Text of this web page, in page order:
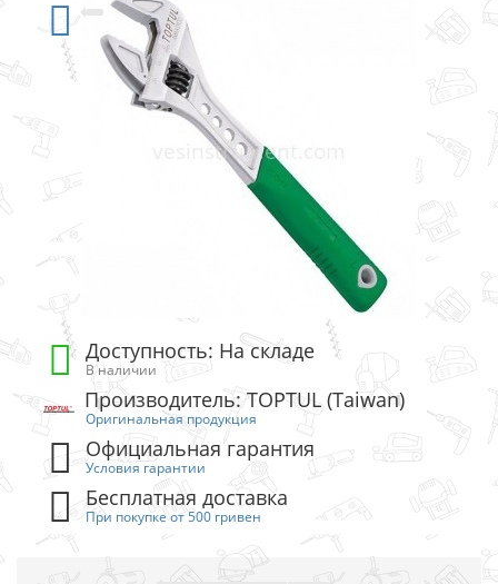
Доступность: На складе
В наличии
Производитель: TOPTUL (Taiwan)
Оригинальная продукция
Официальная гарантия
Условия гарантии
Бесплатная доставка
При покупке от 500 гривен